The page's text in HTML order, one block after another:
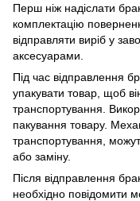
Перш ніж надіслати
комплектацію
відправляти виріб у
аксесуарами.
Під час відправлення
упакувати товар, щоб
транспортування.
пакування товару.
транспортування,
або заміну.
Після відправлення
необхідно повідомити